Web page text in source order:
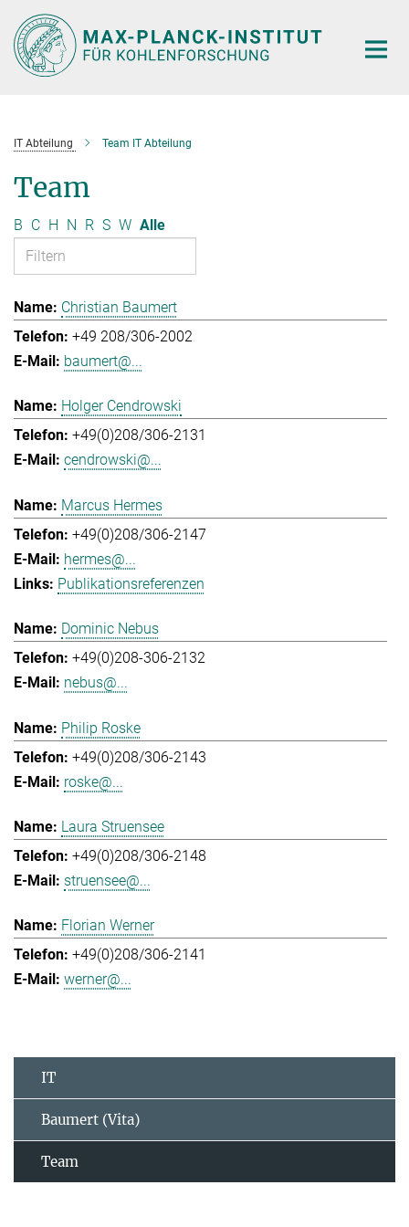
Hauptinhalt
IT Abteilung Team IT Abteilung
Team
B C H N R S W Alle
Christian Baumert
+49 208/306-2002
baumert@...
Holger Cendrowski
+49(0)208/306-2131
cendrowski@...
Marcus Hermes
+49(0)208/306-2147
hermes@...
Publikationsreferenzen
Dominic Nebus
+49(0)208-306-2132
nebus@...
Philip Roske
+49(0)208/306-2143
roske@...
Laura Struensee
+49(0)208/306-2148
struensee@...
Florian Werner
+49(0)208/306-2141
werner@...
IT
Baumert (Vita)
Team